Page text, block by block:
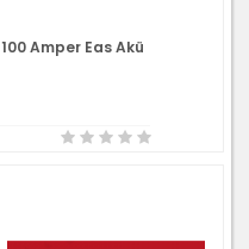
100 Amper Eas Akü